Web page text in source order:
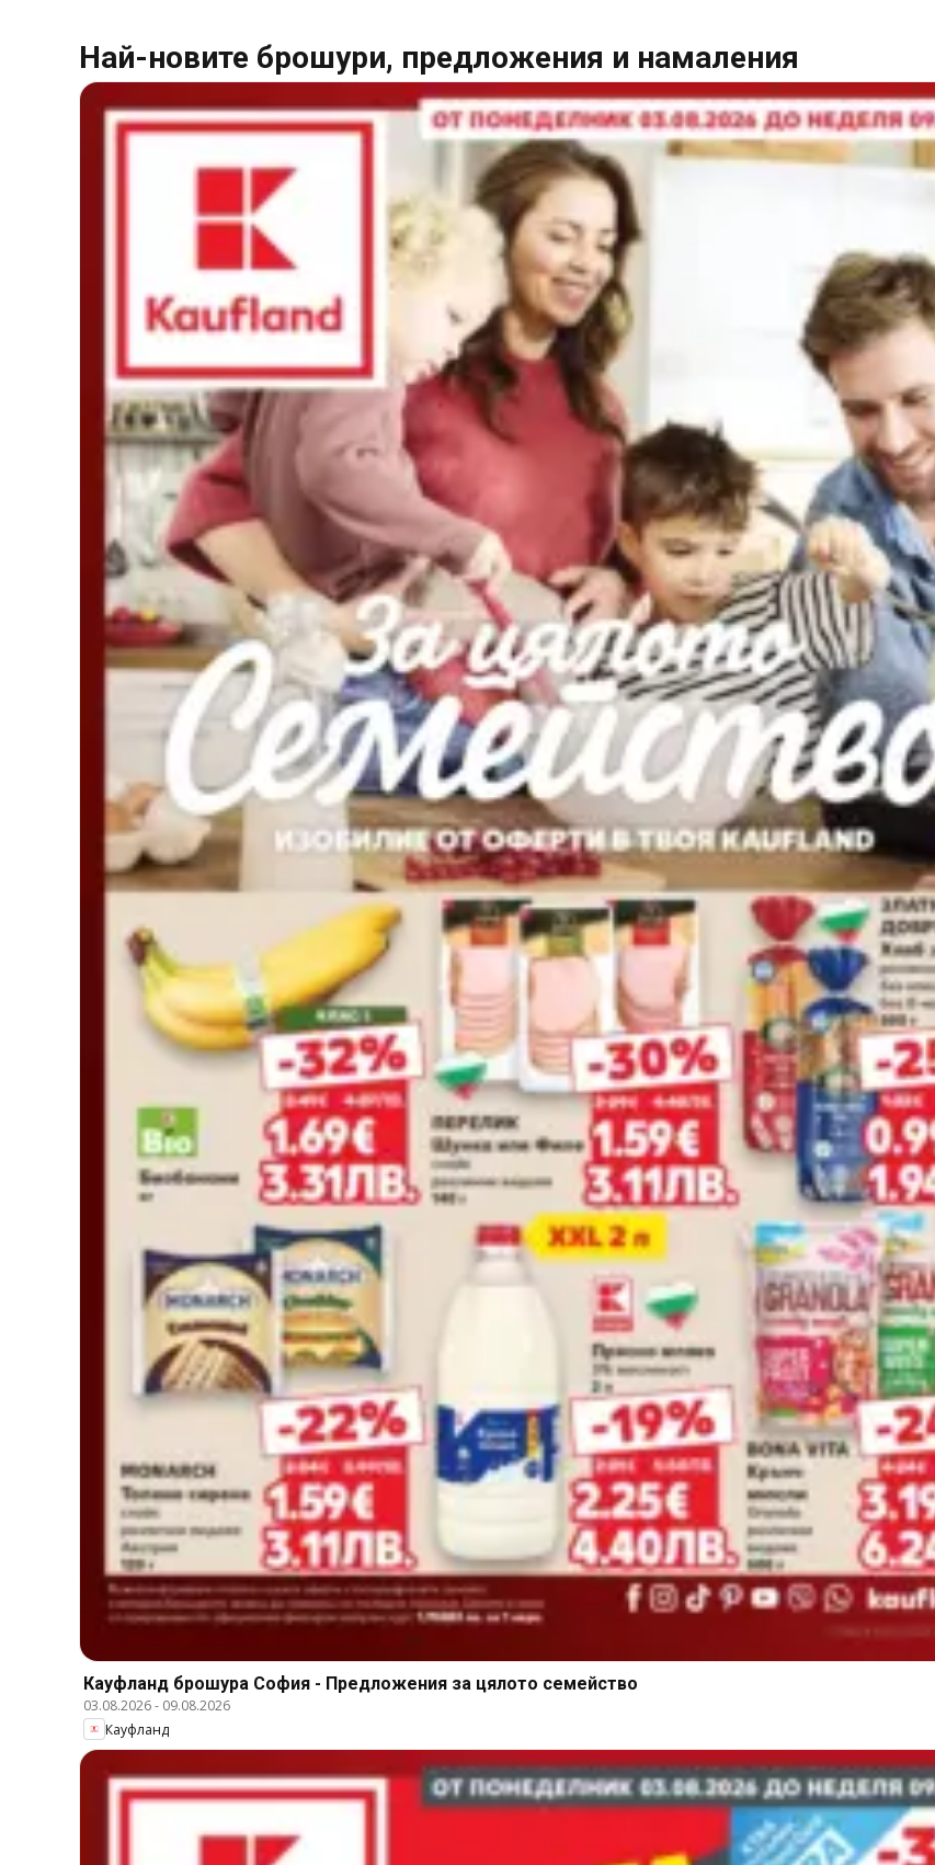
Най-новите брошури, предложения и намаления
Кауфланд брошура София - Предложения за цялото семейство
03.08.2026- 09.08.2026
Кауфланд